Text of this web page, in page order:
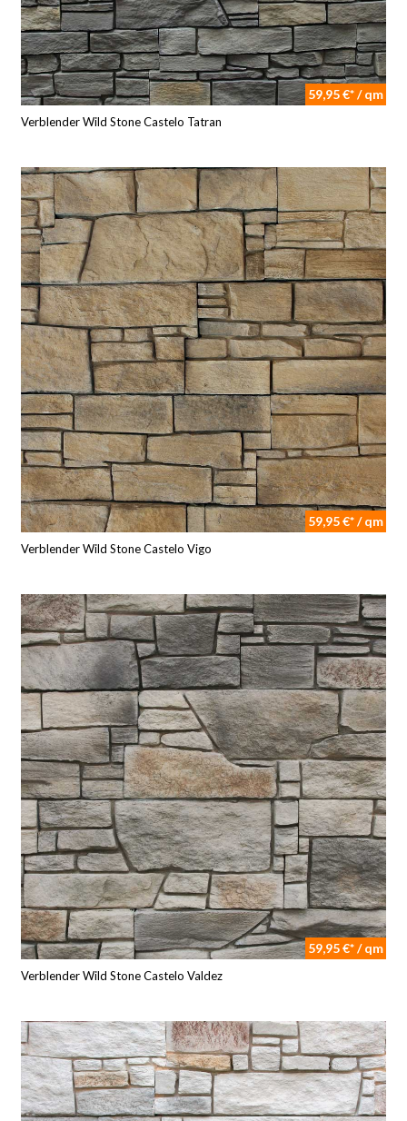
59,95 €* / qm
Verblender Wild Stone Castelo Tatran
59,95 €* / qm
Verblender Wild Stone Castelo Vigo
59,95 €* / qm
Verblender Wild Stone Castelo Valdez